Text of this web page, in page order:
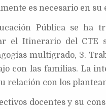
es necesario en su
Pública se ha
el Itinerario del CTE
multigrado, 3.
con las familias. La
relación con los
docentes y su